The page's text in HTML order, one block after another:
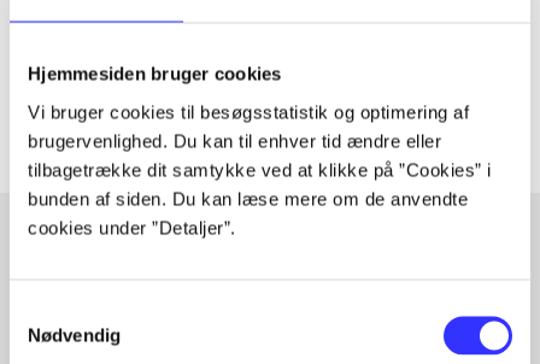
Hjemmesiden bruger cookies
Vi bruger cookies til besøgsstatistik og optimering af
brugervenlighed. Du kan til enhver tid ændre eller
tilbagetrække dit samtykke ved at klikke på ”Cookies” i
bunden af siden. Du kan læse mere om de anvendte
cookies under ”Detaljer”.
Nødvendig
Artiklerne i handler ofte om
Fra